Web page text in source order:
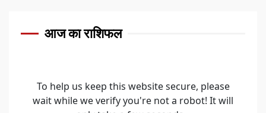
आज का राशिफल